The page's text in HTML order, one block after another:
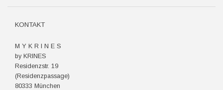
KONTAKT
M Y K R I N E S
by KRINES
Residenzstr. 19
(Residenzpassage)
80333 München